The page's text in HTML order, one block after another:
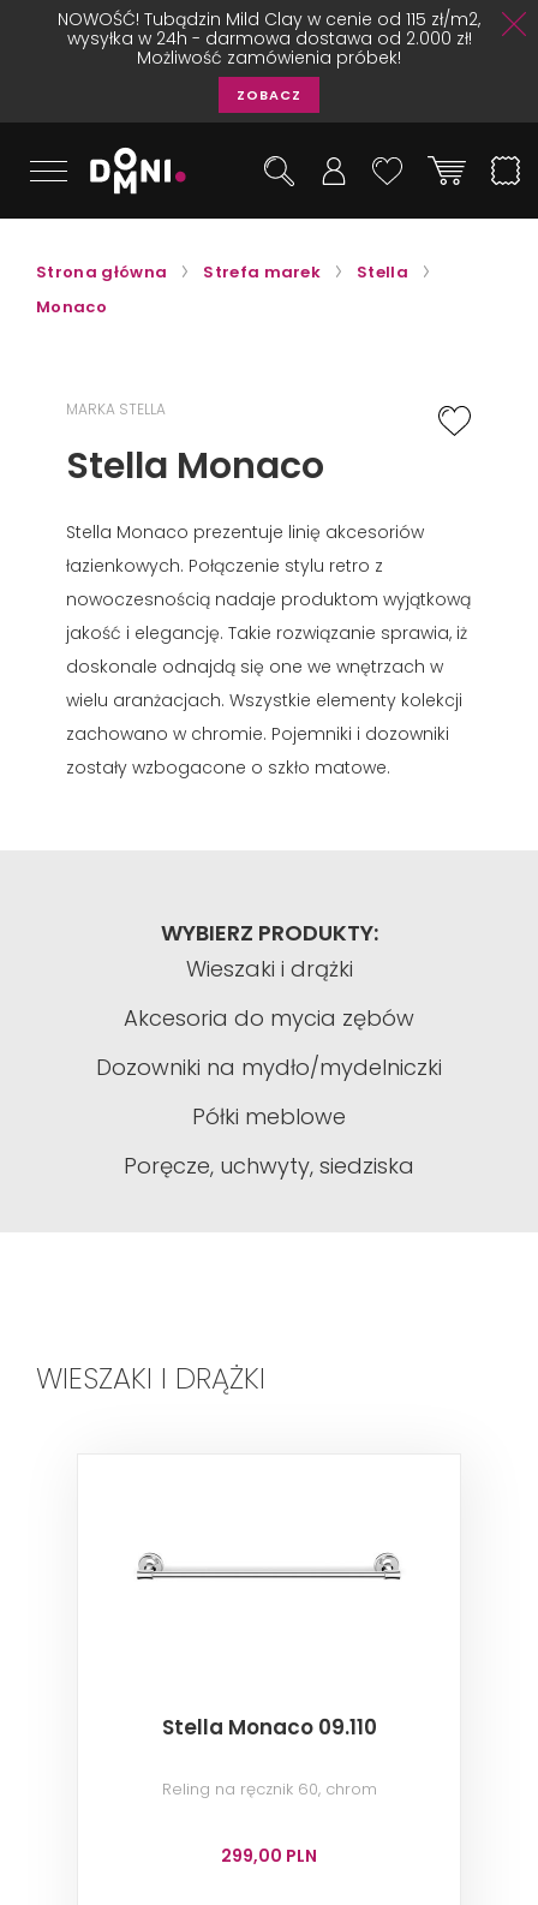
NOWOŚĆ! Tubądzin Mild Clay w cenie od 115 zł/m2,
wysyłka w 24h - darmowa dostawa od 2.000 zł!
Możliwość zamówienia próbek!
ZOBACZ
Strona główna Strefa marek
Stella
Monaco
MARKA STELLA
Stella Monaco
Stella Monaco prezentuje linię akcesoriów
łazienkowych. Połączenie stylu retro z
nowoczesnością nadaje produktom wyjątkową
jakość i elegancję. Takie rozwiązanie sprawia, iż
doskonale odnajdą się one we wnętrzach w
wielu aranżacjach. Wszystkie elementy kolekcji
zachowano w chromie. Pojemniki i dozowniki
zostały wzbogacone o szkło matowe.
WYBIERZ PRODUKTY:
Wieszaki i drążki
Akcesoria do mycia zębów
Dozowniki na mydło/mydelniczki
Półki meblowe
Poręcze, uchwyty, siedziska
WIESZAKI I DRĄŻKI
Stella Monaco 09.110
Reling na ręcznik 60, chrom
299,00 PLN